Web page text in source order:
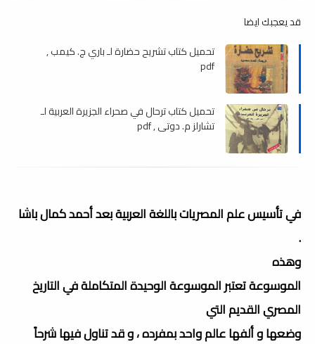
قد يعجبك ايضا
تحميل كتاب تشريح حضارة لـ باري ج. كيمب ,
pdf
تحميل كتاب ترحال في صحراء الجزيرة العربية لـ
تشارلز م. دوتي , pdf
في تأسيس علم المصريات باللغة العربية بعد أحمد كمال باشا
.
وهذه
الموسوعة تعتبر الموسوعة الوحيدة المتكاملة في التاريخ
المصري القديم التي
وضعها و ألفها عالم واحد بمفرده ، و قد تناول فيها شرحاً